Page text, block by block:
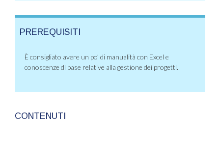
PREREQUISITI
È consigliato avere un po’ di manualità con Excel e
conoscenze di base relative alla gestione dei progetti.
CONTENUTI